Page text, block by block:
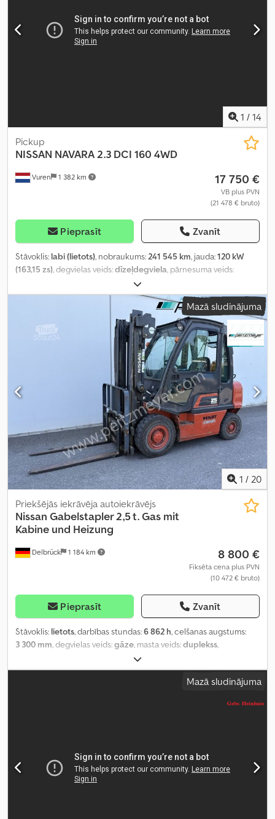
1 / 14
Vuren 1 382 km
Pickup
NISSAN NAVARA 2.3 DCI 160 4WD
17 750 €
VB plus PVN
(21 478 € bruto)
Pieprasīt Zvanīt
Stāvoklis: labi (lietots), nobraukums: 241 545 km, jauda:120 kW
(163,15 zs) , degvielas veids:dīzeļdegviela , pārnesuma veids:
4x4, riteņu bāze:
reģistrācija:01/2020, krautuves garums:1 250 mm, iekraušanas
, iekraušanas telpas augstums:470 mm,
, krāsa:zaļš, vadītāja kabīne:dienas kabīne,
riepas izmērs:
, sēdvietu skaits:2, Ražošanas gads:2020,
ABS, centrālā atslēga, gaisa kondicionēšana, kruīza
kontrole, navigācijas sistēma, piekabes sakabe, pilnpiedziņa,
Mazā sludinājuma
1 / 20
Delbrück 1 184 km
Priekšējās iekrāvēja autoiekrāvējs
Nissan Gabelstapler 2,5 t. Gas mit
Kabine und Heizung
8 800 €
Fiksēta cena plus PVN
(10 472 € bruto)
Pieprasīt Zvanīt
Stāvoklis: lietots, darbības stundas:6 862 h, celšanas augstums:
3 300 mm, degvielas veids:gāze, masta veids:duplekss,
2 150 mm, jauda:
pārnesuma veids:cits, priekšējās riepas izmērs:7.00 R 12,
, tukšais svars:4 051 kg, krāsa:
, sēdvietu skaits:1,
Mazā sludinājuma